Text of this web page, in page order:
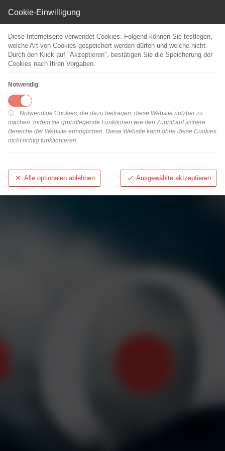
de |
Zurück
© Securepoint GmbH • Impressum | AGB |Datenschutz
Cookie-Einwilligung
Diese Internetseite verwendet Cookies. Folgend können Sie festlegen,
welche Art von Cookies gespeichert werden dürfen und welche nicht.
Durch den Klick auf "Akzeptieren", bestätigen Sie die Speicherung der
Cookies nach Ihren Vorgaben.
Notwendig
Notwendige Cookies, die dazu beitragen, diese Website nutzbar zu
machen, indem sie grundlegende Funktionen wie den Zugriff auf sichere
Bereiche der Website ermöglichen. Diese Website kann ohne diese Cookies
nicht richtig funktionieren.
Alle optionalen ablehnen Ausgewählte aktzeptieren